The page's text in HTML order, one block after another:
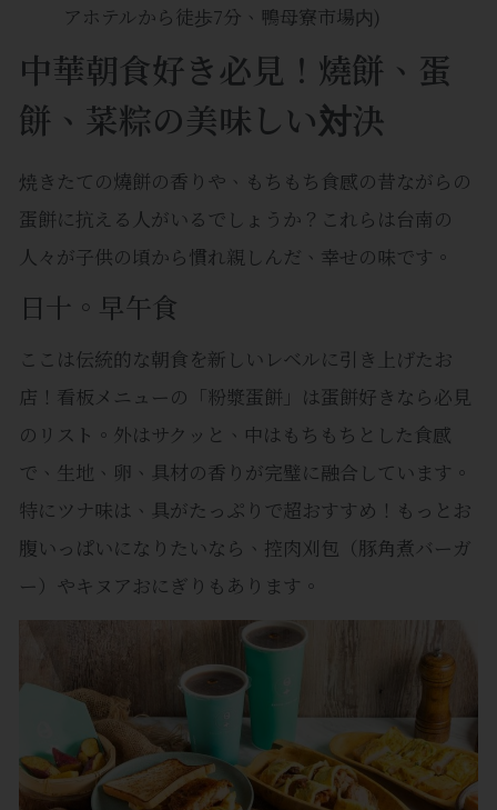
アホテルから徒歩7分、鴨母寮市場内)
中華朝食好き必見！燒餅、蛋
餅、菜粽の美味しい対決
焼きたての燒餅の香りや、もちもち食感の昔ながらの
蛋餅に抗える人がいるでしょうか？これらは台南の
人々が子供の頃から慣れ親しんだ、幸せの味です。
日十。早午食
ここは伝統的な朝食を新しいレベルに引き上げたお
店！看板メニューの「粉漿蛋餅」は蛋餅好きなら必見
のリスト。外はサクッと、中はもちもちとした食感
で、生地、卵、具材の香りが完璧に融合しています。
特にツナ味は、具がたっぷりで超おすすめ！もっとお
腹いっぱいになりたいなら、控肉刈包（豚角煮バーガ
ー）やキヌアおにぎりもあります。